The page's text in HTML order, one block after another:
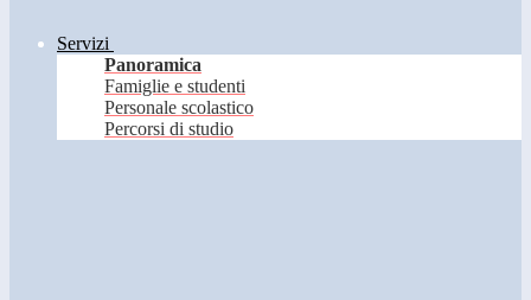
Servizi
Panoramica
Famiglie e studenti
Personale scolastico
Percorsi di studio